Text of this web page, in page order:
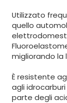
Utilizzato
quello
migliorando la
È resistente
agli
parte degli